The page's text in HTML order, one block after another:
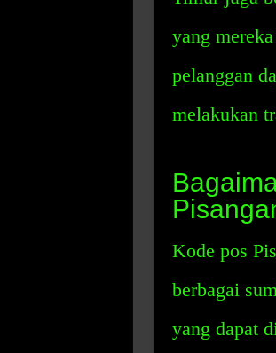
yang
pelanggan
melakukan
Kode pos
berbagai
yang dapat